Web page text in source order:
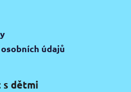
údajů
s dětmi